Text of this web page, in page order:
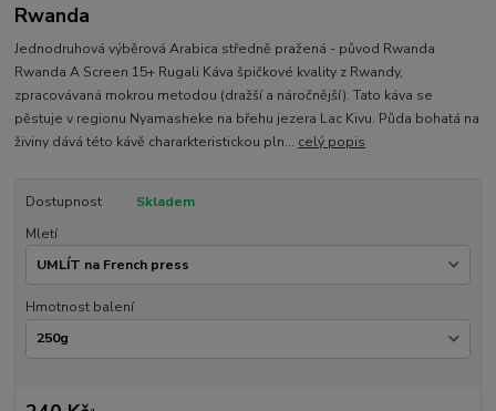
Rwanda
Jednodruhová výběrová Arabica středně pražená - původ Rwanda
Rwanda A Screen 15+ Rugali Káva špičkové kvality z Rwandy,
zpracovávaná mokrou metodou (dražší a náročnější). Tato káva se
pěstuje v regionu Nyamasheke na břehu jezera Lac Kivu. Půda bohatá na
živiny dává této kávě chararkteristickou pln... celý popis
Dostupnost
Skladem
Mletí
Hmotnost balení